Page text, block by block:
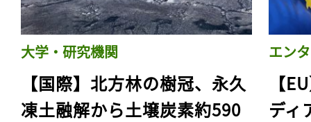
大学・研究機関
【国際】北方林の樹冠、永久
凍土融解から土壌炭素約590
エン
【
ディ